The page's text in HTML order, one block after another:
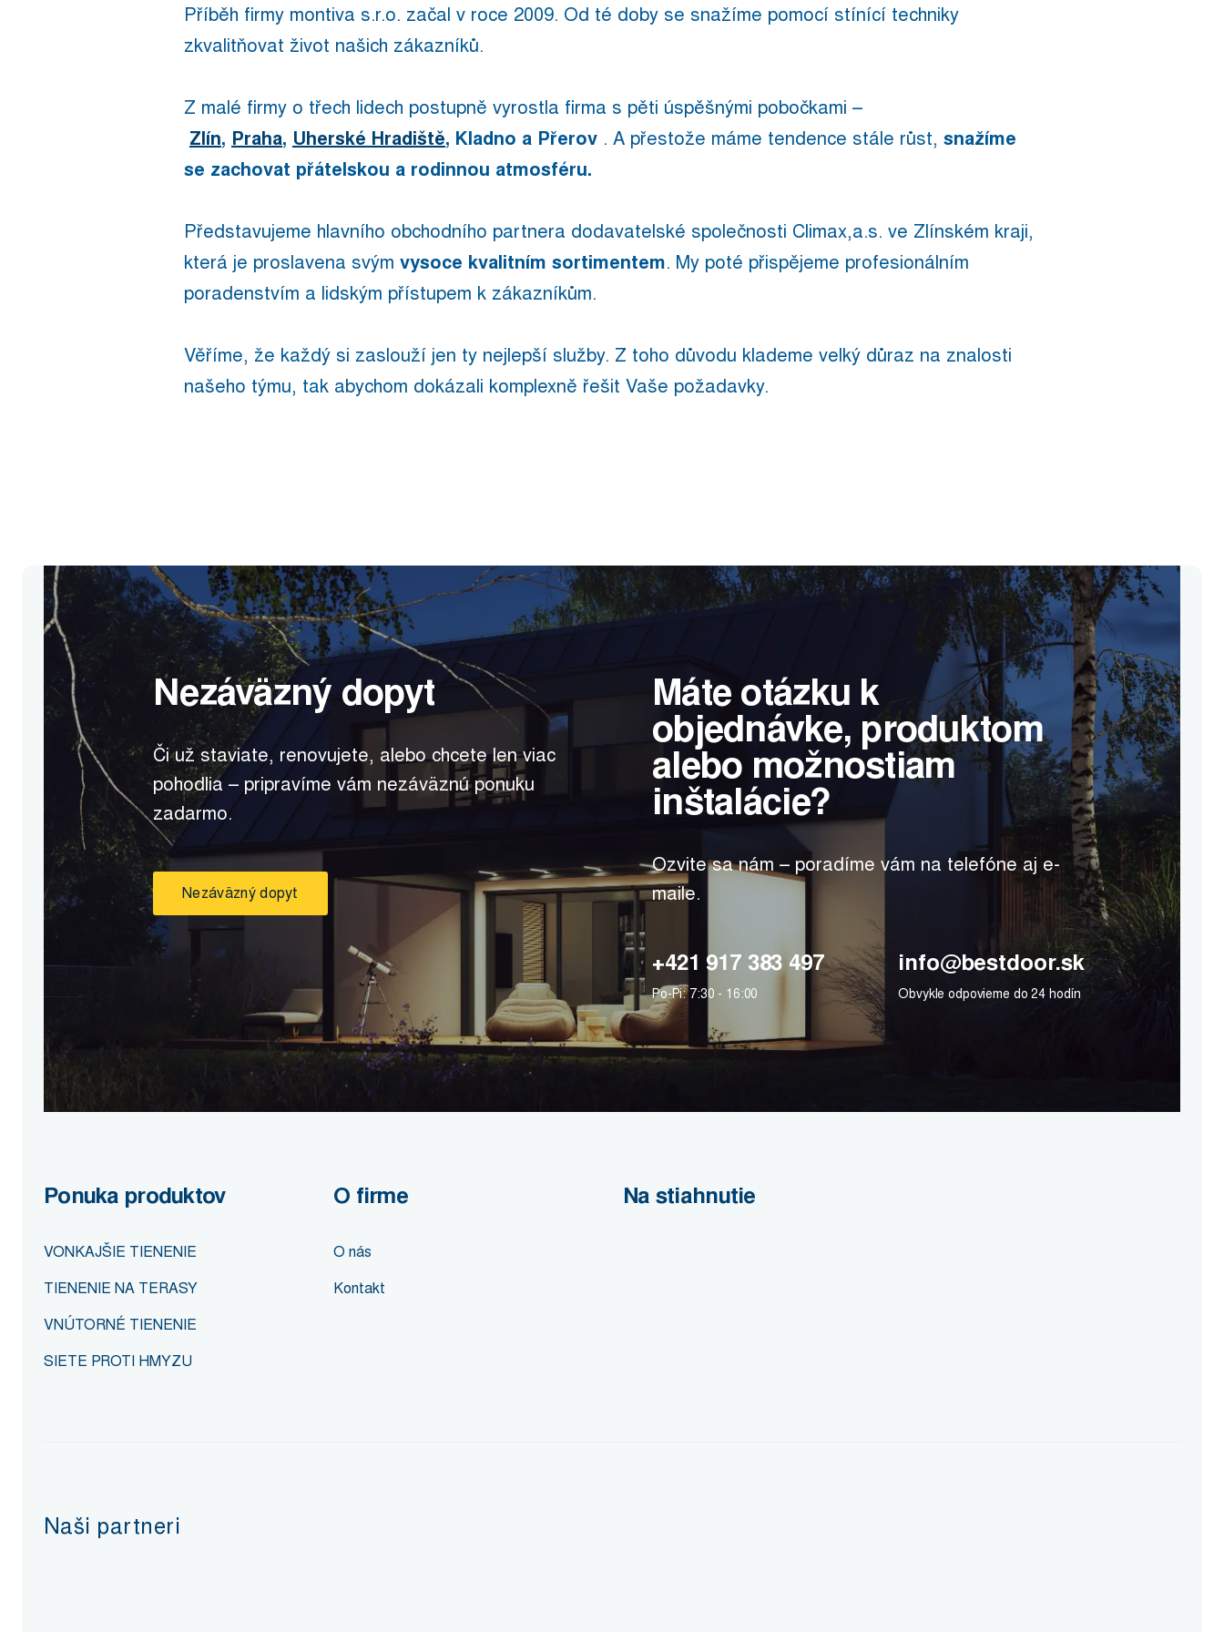
Příběh firmy montiva s.r.o. začal v roce 2009. Od té doby se snažíme pomocí stínící techniky
zkvalitňovat život našich zákazníků.
Z malé firmy o třech lidech postupně vyrostla firma s pěti úspěšnými pobočkami –
Zlín, Praha, Uherské Hradiště, Kladno a Přerov . A přestože máme tendence stále růst, snažíme
se zachovat přátelskou a rodinnou atmosféru.
Představujeme hlavního obchodního partnera dodavatelské společnosti Climax,a.s. ve Zlínském kraji,
která je proslavena svým vysoce kvalitním sortimentem. My poté přispějeme profesionálním
poradenstvím a lidským přístupem k zákazníkům.
Věříme, že každý si zaslouží jen ty nejlepší služby. Z toho důvodu klademe velký důraz na znalosti
našeho týmu, tak abychom dokázali komplexně řešit Vaše požadavky.
Nezáväzný dopyt
Či už staviate, renovujete, alebo chcete len viac
pohodlia – pripravíme vám nezáväznú ponuku
zadarmo.
Nezáväzný dopyt
Máte otázku k
objednávke, produktom
alebo možnostiam
inštalácie?
Ozvite sa nám – poradíme vám na telefóne aj e-
maile.
+421 917 383 497
Po-Pi: 7:30 - 16:00
info@bestdoor.sk
Obvykle odpovieme do 24 hodín
Ponuka produktov
VONKAJŠIE TIENENIE
TIENENIE NA TERASY
VNÚTORNÉ TIENENIE
SIETE PROTI HMYZU
O firme
O nás
Kontakt
Na stiahnutie
Naši partneri